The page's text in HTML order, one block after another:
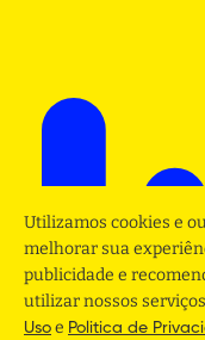
Utilizamos cookies e
melhorar sua
publicidade e
utilizar nossos
Uso e Politica de